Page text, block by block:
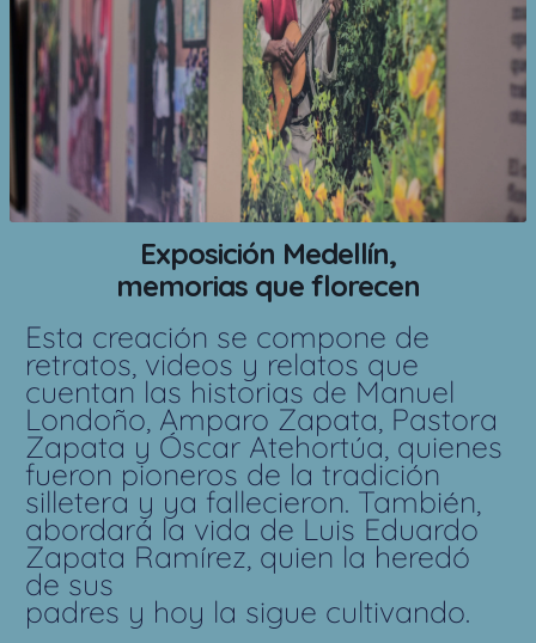
Exposición Medellín,
memorias que florecen
Esta creación se compone de
retratos, videos y relatos que
cuentan las historias de Manuel
Londoño, Amparo Zapata, Pastora
Zapata y Óscar Atehortúa, quienes
fueron pioneros de la tradición
silletera y ya fallecieron. También,
abordará la vida de Luis Eduardo
Zapata Ramírez, quien la heredó
de sus
padres y hoy la sigue cultivando.